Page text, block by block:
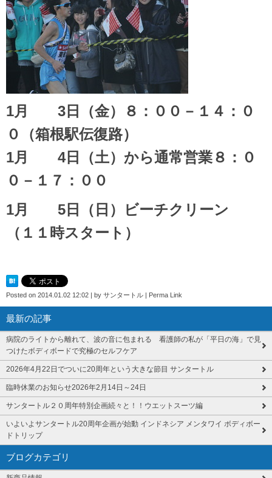
1月 3日（金）８：００－１４：０
０（箱根駅伝復路）
1月 4日（土）から通常営業８：０
０－１７：００
1月 5日（日）ビーチクリーン
（１１時スタート）
Posted on 2014.01.02 12:02 by サンタートル Perma Link
最新の記事
病院のライトから離れて、波の音に包まれる 看護師の私が「平日の海」で見
つけたボディボードで究極のセルフケア
2026年4月22日でついに20周年という大きな節目 サンタートル
臨時休業のお知らせ2026年2月14日～24日
サンタートル２０周年特別企画続々と！！ウエットスーツ編
いよいよサンタートル20周年企画が始動 インドネシア メンタワイ ボディボー
ドトリップ
ブログカテゴリ